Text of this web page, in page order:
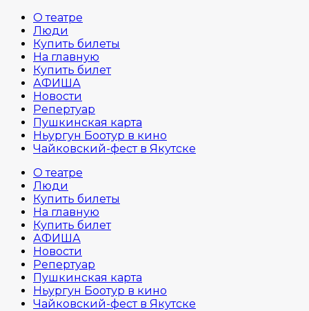
О театре
Люди
Купить билеты
На главную
Купить билет
АФИША
Новости
Репертуар
Пушкинская карта
Ньургун Боотур в кино
Чайковский-фест в Якутске
О театре
Люди
Купить билеты
На главную
Купить билет
АФИША
Новости
Репертуар
Пушкинская карта
Ньургун Боотур в кино
Чайковский-фест в Якутске